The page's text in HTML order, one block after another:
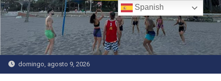
Saltar
al
contenido
domingo, agosto 9, 2026
Spanish